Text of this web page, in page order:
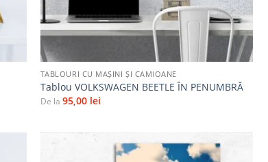
TABLOURI CU MAŞINI ŞI CAMIOANE
Tablou VOLKSWAGEN BEETLE ÎN PENUMBRĂ
De la 95,00 lei